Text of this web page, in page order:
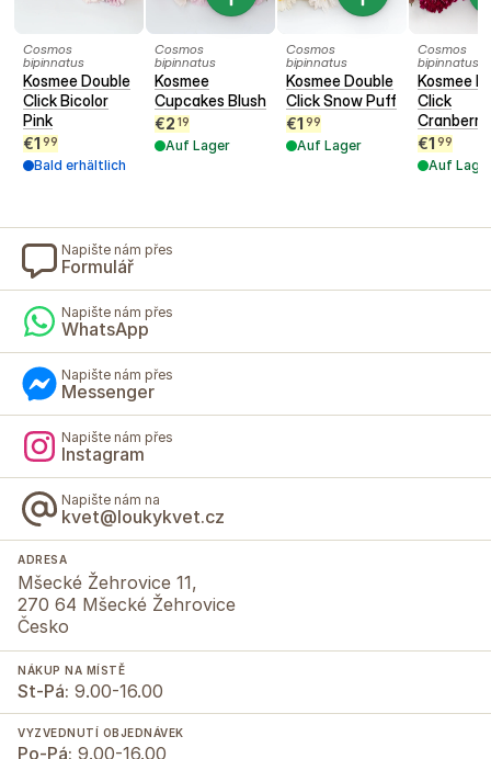
Cosmos
bipinnatus
Kosmee Double
Click Bicolor
Pink
€1 99
Bald erhältlich
Cosmos
bipinnatus
Kosmee
Cupcakes Blush
€2 19
Auf Lager
Cosmos
bipinnatus
Kosmee Double
Click Snow Puff
€1 99
Auf Lager
Cosmos
bipinnatus
Kosmee
Click
€1 99
Auf
Napište nám přes
Formulář
Napište nám přes
WhatsApp
Napište nám přes
Messenger
Napište nám přes
Instagram
Napište nám na
kvet@loukykvet.cz
ADRESA
Mšecké Žehrovice 11,
270 64 Mšecké Žehrovice
Česko
NÁKUP NA MÍSTĚ
St-Pá: 9.00-16.00
VYZVEDNUTÍ OBJEDNÁVEK
Po-Pá: 9.00-16.00